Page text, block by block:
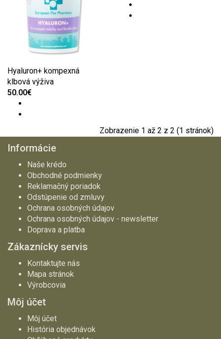
Hyaluron+ kompexná
klbová výživa
50.00€
Zobrazenie 1 až 2 z 2 (1 stránok)
Informácie
Naše krédo
Obchodné podmienky
Reklamačný poriadok
Odstúpenie od zmluvy
Ochrana osobných údajov
Ochrana osobných údajov - newsletter
Doprava a platba
Zákaznícky servis
Kontaktujte nás
Mapa stránok
Výrobcovia
Môj účet
Môj účet
História objednávok